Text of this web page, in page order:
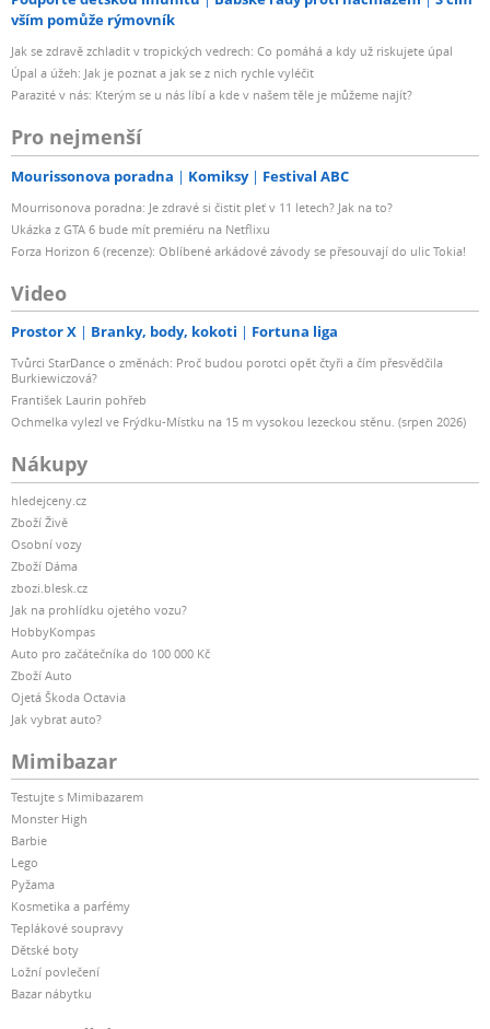
vším pomůže rýmovník
Jak se zdravě zchladit v tropických vedrech: Co pomáhá a kdy už riskujete úpal
Úpal a úžeh: Jak je poznat a jak se z nich rychle vyléčit
Parazité v nás: Kterým se u nás líbí a kde v našem těle je můžeme najít?
Pro nejmenší
Mourissonova poradna Komiksy Festival ABC
Mourrisonova poradna: Je zdravé si čistit pleť v 11 letech? Jak na to?
Ukázka z GTA 6 bude mít premiéru na Netflixu
Forza Horizon 6 (recenze): Oblíbené arkádové závody se přesouvají do ulic Tokia!
Video
Prostor X Branky, body, kokoti Fortuna liga
Tvůrci StarDance o změnách: Proč budou porotci opět čtyři a čím přesvědčila
Burkiewiczová?
František Laurin pohřeb
Ochmelka vylezl ve Frýdku-Místku na 15 m vysokou lezeckou stěnu. (srpen 2026)
Nákupy
hledejceny.cz
Zboží Živě
Osobní vozy
Zboží Dáma
zbozi.blesk.cz
Jak na prohlídku ojetého vozu?
HobbyKompas
Auto pro začátečníka do 100 000 Kč
Zboží Auto
Ojetá Škoda Octavia
Jak vybrat auto?
Mimibazar
Testujte s Mimibazarem
Monster High
Barbie
Lego
Pyžama
Kosmetika a parfémy
Teplákové soupravy
Dětské boty
Ložní povlečení
Bazar nábytku